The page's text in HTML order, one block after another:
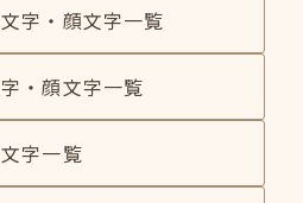
字・顔文字一覧
・顔文字一覧
字一覧